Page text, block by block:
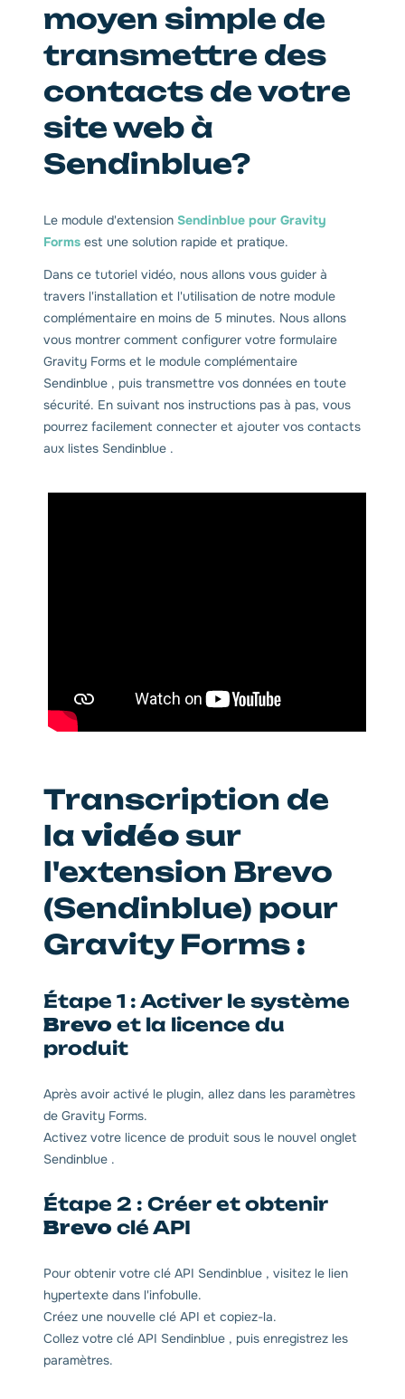
moyen simple de
transmettre des
contacts de votre
site web à
Sendinblue?
Le module d'extension Sendinblue pour Gravity
Forms est une solution rapide et pratique.
Dans ce tutoriel vidéo, nous allons vous guider à
travers l'installation et l'utilisation de notre module
complémentaire en moins de 5 minutes. Nous allons
vous montrer comment configurer votre formulaire
Gravity Forms et le module complémentaire
Sendinblue , puis transmettre vos données en toute
sécurité. En suivant nos instructions pas à pas, vous
pourrez facilement connecter et ajouter vos contacts
aux listes Sendinblue .
Transcription de
la vidéosur
l'extension Brevo
(Sendinblue) pour
Gravity Forms :
Étape 1 : Activer le système
Brevo et la licence du
produit
Après avoir activé le plugin, allez dans les paramètres
de Gravity Forms.
Activez votre licence de produit sous le nouvel onglet
Sendinblue .
Étape 2 : Créer et obtenir
Brevo clé API
Pour obtenir votre clé API Sendinblue , visitez le lien
hypertexte dans l'infobulle.
Créez une nouvelle clé API et copiez-la.
Collez votre clé API Sendinblue , puis enregistrez les
paramètres.